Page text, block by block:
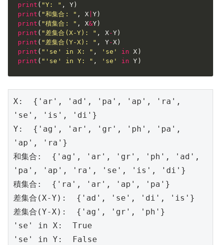
print ( "Y: " , Y)
print ( "和集合: " , X |Y)
print ( "積集合: " , X&Y)
print ( "差集合(X-Y): " , X-Y)
print ( "差集合(Y-X): " , Y-X)
print ( "'se' in X: " , 'se' in X )
print ( "'se' in Y: " , 'se' in Y )
X:  {'ar', 'ad', 'pa', 'ap', 'ra',
'se', 'is', 'di'}
Y:  {'ag', 'ar', 'gr', 'ph', 'pa',
'ap', 'ra'}
和集合:  {'ag', 'ar', 'gr', 'ph', 'ad',
'pa', 'ap', 'ra', 'se', 'is', 'di'}
積集合:  {'ra', 'ar', 'ap', 'pa'}
差集合(X-Y):  {'ad', 'se', 'di', 'is'}
差集合(Y-X):  {'ag', 'gr', 'ph'}
'se' in X:  True
'se' in Y:  False